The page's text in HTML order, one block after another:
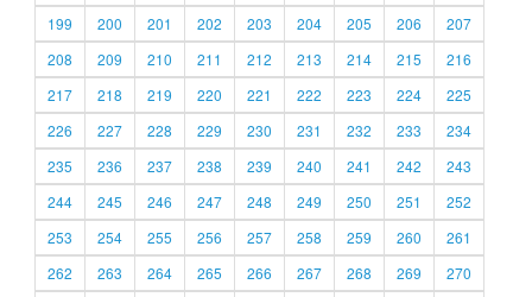
199
200 201 202 203 204 205 206
207
208
209 210 211 212 213 214 215
216
217
218 219 220 221 222 223 224
225
226
227 228 229 230 231 232 233
234
235
236 237 238 239 240 241 242
243
244
245 246 247 248 249 250 251
252
253
254 255 256 257 258 259 260
261
262
263 264 265 266 267 268 269
270